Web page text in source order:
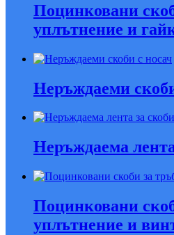
Поцинковани
уплътнение и
Неръждаеми
Неръждаема
Поцинковани
уплътнение и